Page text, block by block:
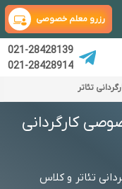
رزرو معلم خصوصی
021-28428139
021-28428914
تئاتر
کارگردانی
تئاتر و کلاس